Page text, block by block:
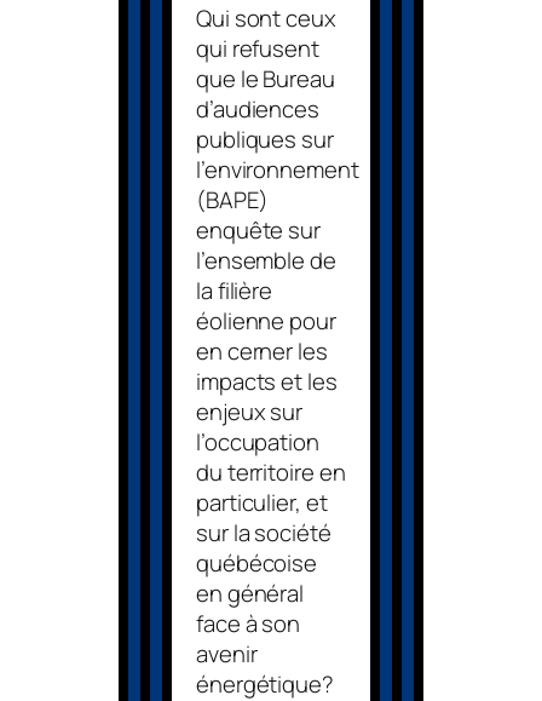
Qui sont ceux
qui refusent
que le Bureau
d’audiences
publiques sur
l’environnement
(BAPE)
enquête sur
l’ensemble de
la filière
éolienne pour
en cerner les
impacts et les
enjeux sur
l’occupation
du territoire en
particulier, et
sur la société
québécoise
en général
face à son
avenir
énergétique?